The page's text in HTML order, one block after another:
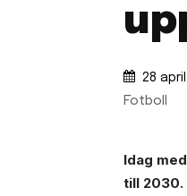
28
Fotboll
Idag
till 2030.